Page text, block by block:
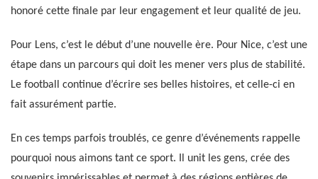
honoré cette finale par leur engagement et leur qualité de jeu.
Pour Lens, c’est le début d’une nouvelle ère. Pour Nice, c’est une
étape dans un parcours qui doit les mener vers plus de stabilité.
Le football continue d’écrire ses belles histoires, et celle-ci en
fait assurément partie.
En ces temps parfois troublés, ce genre d’événements rappelle
pourquoi nous aimons tant ce sport. Il unit les gens, crée des